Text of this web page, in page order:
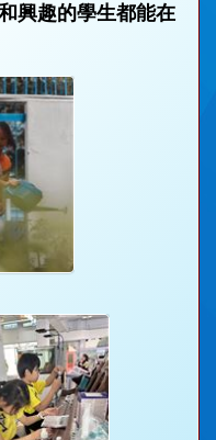
興趣的學生都能在